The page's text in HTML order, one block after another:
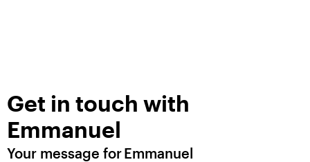
Get in touch with
Emmanuel
Your message forEmmanuel